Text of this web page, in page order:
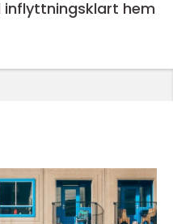
till inflyttningsklart hem